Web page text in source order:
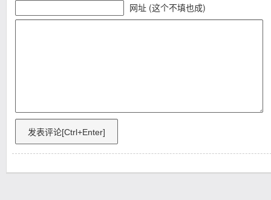
网址 (这个不填也成)